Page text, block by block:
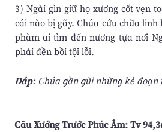
3) Ngài gìn giữ họ xương cốt vẹn
cái nào bị gãy. Chúa cứu chữa
phàm ai tìm đến nương tựa nơi
phải đền bồi tội lỗi.
Ðáp: Chúa gần gũi những kẻ đoạn
Câu Xướng Trước Phúc Âm: Tv